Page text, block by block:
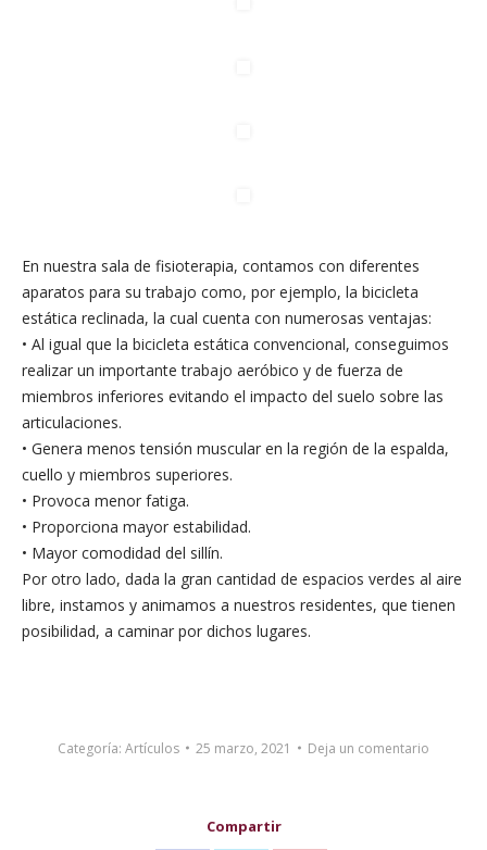
En nuestra sala de fisioterapia, contamos con diferentes
aparatos para su trabajo como, por ejemplo, la bicicleta
estática reclinada, la cual cuenta con numerosas ventajas:
• Al igual que la bicicleta estática convencional, conseguimos
realizar un importante trabajo aeróbico y de fuerza de
miembros inferiores evitando el impacto del suelo sobre las
articulaciones.
• Genera menos tensión muscular en la región de la espalda,
cuello y miembros superiores.
• Provoca menor fatiga.
• Proporciona mayor estabilidad.
• Mayor comodidad del sillín.
Por otro lado, dada la gran cantidad de espacios verdes al aire
libre, instamos y animamos a nuestros residentes, que tienen
posibilidad, a caminar por dichos lugares.
Categoría: Artículos 25 marzo, 2021 Deja un comentario
Compartir